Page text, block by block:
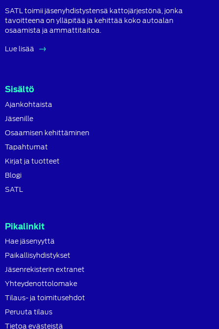
SATL toimii jäsenyhdistystensä kattojärjestönä, jonka
tavoitteena on ylläpitää ja kehittää koko autoalan
osaamista ja ammattitaitoa.
Lue lisää
Sisältö
Ajankohtaista
Jäsenille
Osaamisen kehittäminen
Tapahtumat
Kirjat ja tuotteet
Blogi
SATL
Pikalinkit
Hae jäsenyyttä
Paikallisyhdistykset
Jäsenrekisterin extranet
Yhteydenottolomake
Tilaus- ja toimitusehdot
Peruuta tilaus
Tietoa evästeistä